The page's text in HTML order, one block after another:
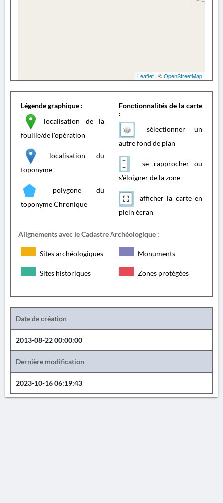
Leaflet | ©OpenStreetMap
Légende graphique :
localisation de la
fouille/de l'opération
localisation du
toponyme
polygone du
toponyme Chronique
Fonctionnalités de la carte
:
sélectionner un
autre fond de plan
se rapprocher ou
s'éloigner de la zone
afficher la carte en
plein écran
Alignements avec le Cadastre Archéologique :
Sites archéologiques Monuments
Sites historiques Zones protégées
Date de création
2013-08-22 00:00:00
Dernière modification
2023-10-16 06:19:43